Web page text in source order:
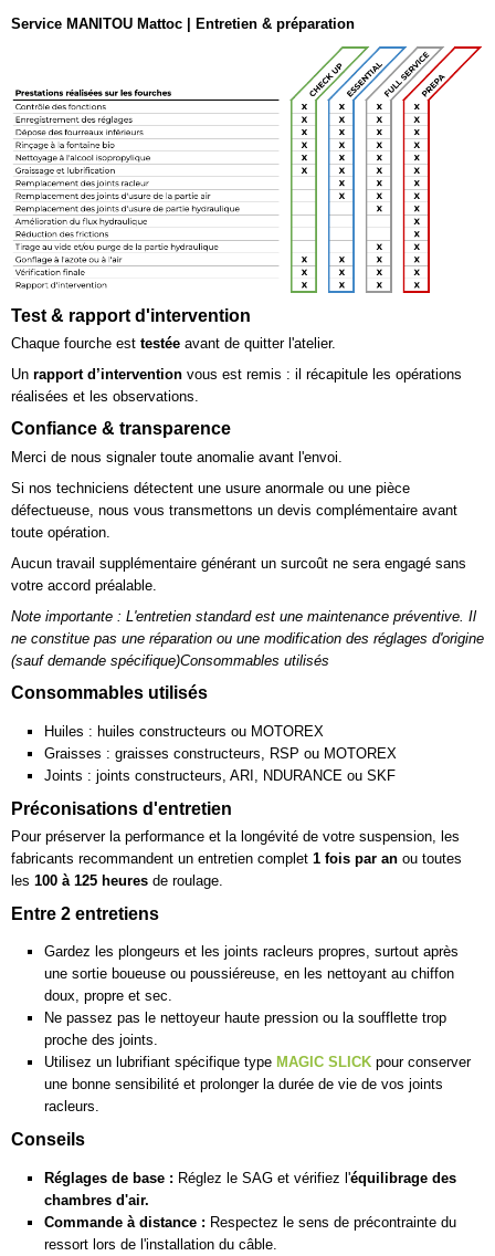
Service MANITOU Mattoc | Entretien & préparation
Test & rapport d'intervention
Chaque fourche est testée avant de quitter l'atelier.
Un rapport d’intervention vous est remis : il récapitule les opérations
réalisées et les observations.
Confiance & transparence
Merci de nous signaler toute anomalie avant l'envoi.
Si nos techniciens détectent une usure anormale ou une pièce
défectueuse, nous vous transmettons un devis complémentaire avant
toute opération.
Aucun travail supplémentaire générant un surcoût ne sera engagé sans
votre accord préalable.
Note importante : L'entretien standard est une maintenance préventive. Il
ne constitue pas une réparation ou une modification des réglages d'origine
(sauf demande spécifique)Consommables utilisés
Consommables utilisés
Huiles : huiles constructeurs ou MOTOREX
Graisses : graisses constructeurs, RSP ou MOTOREX
Joints : joints constructeurs, ARI, NDURANCE ou SKF
Préconisations d'entretien
Pour préserver la performance et la longévité de votre suspension, les
fabricants recommandent un entretien complet 1 fois par an ou toutes
les 100 à 125 heures de roulage.
Entre 2 entretiens
Gardez les plongeurs et les joints racleurs propres, surtout après
une sortie boueuse ou poussiéreuse, en les nettoyant au chiffon
doux, propre et sec.
Ne passez pas le nettoyeur haute pression ou la soufflette trop
proche des joints.
Utilisez un lubrifiant spécifique type MAGIC SLICK pour conserver
une bonne sensibilité et prolonger la durée de vie de vos joints
racleurs.
Conseils
Réglages de base : Réglez le SAG et vérifiez l'équilibrage des
chambres d'air.
Commande à distance : Respectez le sens de précontrainte du
ressort lors de l'installation du câble.